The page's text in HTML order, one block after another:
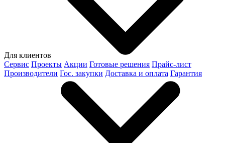
Для клиентов
Сервис Проекты Акции Готовые решения Прайс-лист
Производители Гос. закупки Доставка и оплата Гарантия